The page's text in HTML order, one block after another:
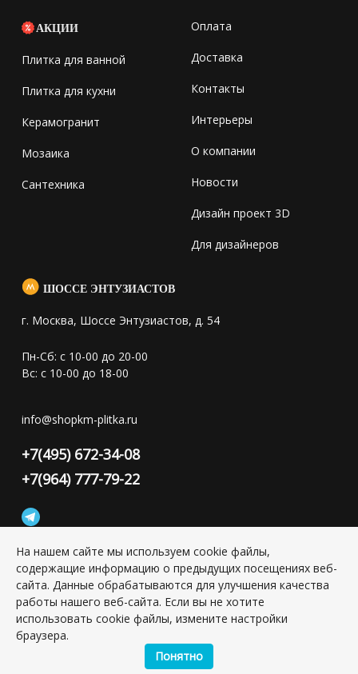
АКЦИИ
Плитка для ванной
Плитка для кухни
Керамогранит
Мозаика
Сантехника
Оплата
Доставка
Контакты
Интерьеры
О компании
Новости
Дизайн проект 3D
Для дизайнеров
ШОССЕ ЭНТУЗИАСТОВ
г. Москва, Шоссе Энтузиастов, д. 54
Пн-Сб: с 10-00 до 20-00
Вс: с 10-00 до 18-00
info@shopkm-plitka.ru
+7(495) 672-34-08
+7(964) 777-79-22
Конфиденциальность персональной информации
Copyright © 2026 ИП Григорьян Юлия Сергеевна, ИНН:
501703338416
На нашем сайте мы используем cookie файлы,
содержащие информацию о предыдущих посещениях веб-
сайта. Данные обрабатываются для улучшения качества
работы нашего веб-сайта. Если вы не хотите
использовать cookie файлы, измените настройки
браузера.
Понятно